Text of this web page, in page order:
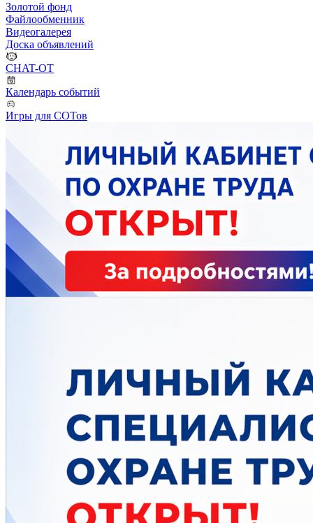
Золотой фонд
Файлообменник
Видеогалерея
Доска объявлений
CHAT-OT
Календарь событий
Игры для СОТов